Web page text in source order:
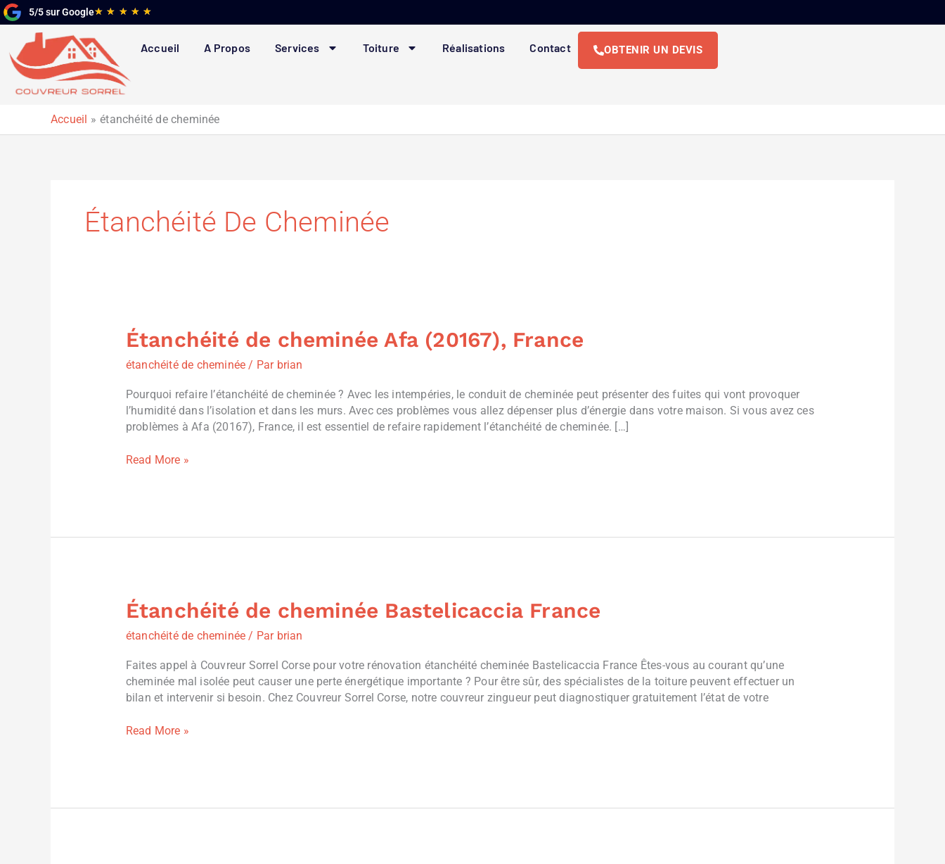
Aller
au
contenu
5/5 sur Google★ ★ ★ ★ ★
5
Accueil A Propos Services Toiture Réalisations Contact OBTENIR UN DEVIS
Accueil étanchéité de cheminée
Étanchéité De Cheminée
Étanchéité de cheminée Afa (20167), France
étanchéité de cheminée / Par brian
Pourquoi refaire l’étanchéité de cheminée ? Avec les intempéries, le conduit de cheminée peut présenter des fuites qui vont provoquer
l’humidité dans l’isolation et dans les murs. Avec ces problèmes vous allez dépenser plus d’énergie dans votre maison. Si vous avez ces
problèmes à Afa (20167), France, il est essentiel de refaire rapidement l’étanchéité de cheminée. […]
Étanchéité
de
cheminée
(20167),
France
Read More »
Étanchéité de cheminée Bastelicaccia France
étanchéité de cheminée / Par brian
Faites appel à Couvreur Sorrel Corse pour votre rénovation étanchéité cheminée Bastelicaccia France Êtes-vous au courant qu’une
cheminée mal isolée peut causer une perte énergétique importante ? Pour être sûr, des spécialistes de la toiture peuvent effectuer un
bilan et intervenir si besoin. Chez Couvreur Sorrel Corse, notre couvreur zingueur peut diagnostiquer gratuitement l’état de votre
Étanchéité
de
cheminée
France
Read More »